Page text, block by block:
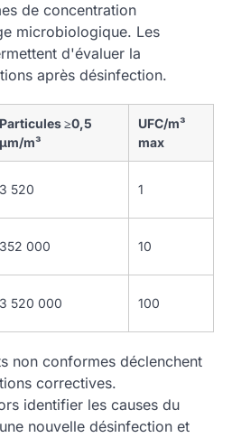
de concentration
microbiologique. Les
d'évaluer la
après désinfection.
Particules ≥0,5
µm/m³
UFC/m³
max
3 520 1
352 000 10
3 520 000 100
non conformes déclenchent
correctives.
identifier les causes du
nouvelle désinfection et